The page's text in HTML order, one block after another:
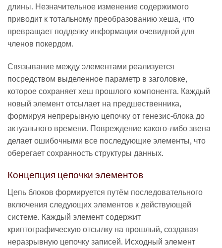
длины. Незначительное изменение содержимого
приводит к тотальному преобразованию хеша, что
превращает подделку информации очевидной для
членов покердом.
Связывание между элементами реализуется
посредством выделенное параметр в заголовке,
которое сохраняет хеш прошлого компонента. Каждый
новый элемент отсылает на предшественника,
формируя непрерывную цепочку от генезис-блока до
актуального времени. Повреждение какого-либо звена
делает ошибочными все последующие элементы, что
оберегает сохранность структуры данных.
Концепция цепочки элементов
Цепь блоков формируется путём последовательного
включения следующих элементов к действующей
системе. Каждый элемент содержит
криптографическую отсылку на прошлый, создавая
неразрывную цепочку записей. Исходный элемент